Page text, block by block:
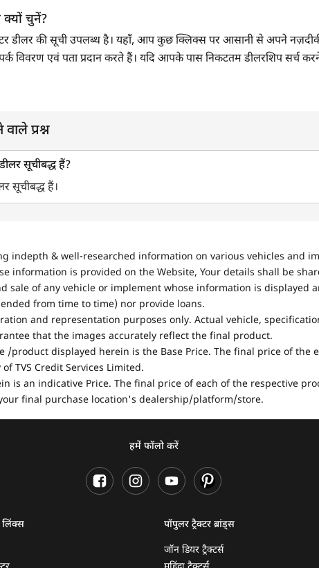
क्यों चुनें?
डीलर की सूची उपलब्ध है। यहाँ, आप कुछ क्लिक्स पर आसानी से अपने
विवरण एवं पता प्रदान करते हैं। यदि आपके पास निकटतम डीलरशिप सर्च
प्रश्न
सूचीबद्ध हैं?
सूचीबद्ध हैं।
indepth & well-researched information on various vehicles and
information is provided on the Website, Your details shall be
sale of any vehicle or implement whose information is displayed
from time to time) nor provide loans.
and representation purposes only. Actual vehicle,
that the images accurately reflect the final product.
/product displayed herein is the Base Price. The final price of
TVS Credit Services Limited.
is an indicative Price. The final price of each of the respective
final purchase location's dealership/platform/store.
हमें फॉलो करें
लिंक्स
पॉपुलर ट्रैक्टर ब्रांड्स
जॉन डियर ट्रैक्टर्स